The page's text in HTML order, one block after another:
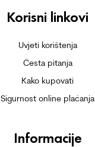
Korisni linkovi
Uvjeti korištenja
Česta pitanja
Kako kupovati
Sigurnost online plaćanja
Informacije